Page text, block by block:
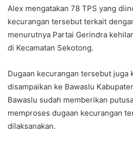
Alex mengatakan 78 TPS yang
kecurangan tersebut terkait
menurutnya Partai Gerindra
di Kecamatan Sekotong.
Dugaan kecurangan tersebut juga
disampaikan ke Bawaslu
Bawaslu sudah memberikan
memproses dugaan kecurangan
dilaksanakan.